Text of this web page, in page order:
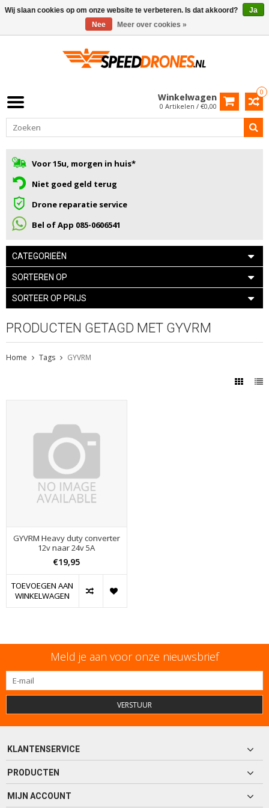
0
Winkelwagen
0 Artikelen / €0,00
Voor 15u, morgen in huis*
Niet goed geld terug
Drone reparatie service
Bel of App 085-0606541
CATEGORIEËN
SORTEREN OP
SORTEER OP PRIJS
PRODUCTEN GETAGD MET GYVRM
Home Tags GYVRM
GYVRM Heavy duty converter
12v naar 24v 5A
€19,95
TOEVOEGEN AAN
WINKELWAGEN
Meld je aan voor onze nieuwsbrief
VERSTUUR
KLANTENSERVICE
PRODUCTEN
MIJN ACCOUNT
Wij slaan cookies op om onze website te verbeteren. Is dat akkoord?
Ja
Nee
Meer over cookies »